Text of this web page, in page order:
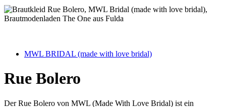
MWL BRIDAL (made with love bridal)
Rue Bolero
Der Rue Bolero von MWL (Made With Love Bridal) ist ein